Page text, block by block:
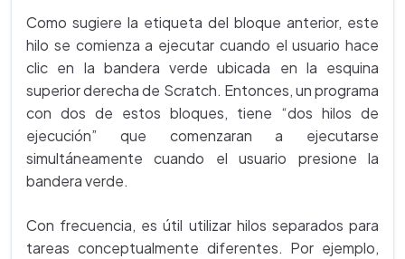
Como sugiere la etiqueta del bloque anterior, este
hilo se comienza a ejecutar cuando el usuario hace
clic en la bandera verde ubicada en la esquina
superior derecha de Scratch. Entonces, un programa
con dos de estos bloques, tiene “dos hilos de
ejecución” que comenzaran a ejecutarse
simultáneamente cuando el usuario presione la
bandera verde.
Con frecuencia, es útil utilizar hilos separados para
tareas conceptualmente diferentes. Por ejemplo,